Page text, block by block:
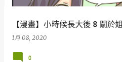
【漫畫】小時候長大後 8 關於姐
1月 08, 2020
0